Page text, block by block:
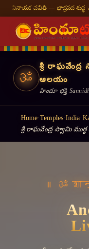
భాద్రపద శుద్ధ చవితి⛩ తిరుమల
ॐ
శ్రీ
ఆలయం
హిందూ భక్తి
Home·Temples·India·
శ్రీ రాఘవేంద్ర స్వామి
॥